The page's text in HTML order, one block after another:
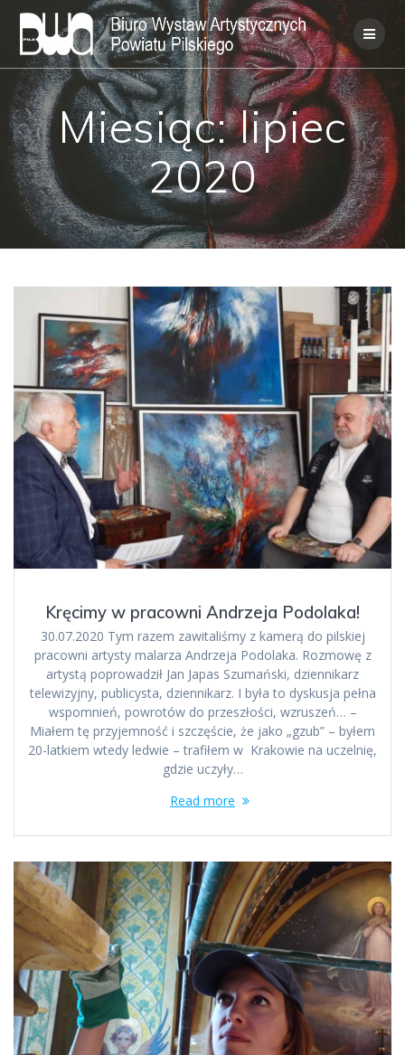
Skip
to
content
Miesiąc:lipiec
2020
Kręcimy w pracowni Andrzeja Podolaka!
30.07.2020 Tym razem zawitaliśmy z kamerą do pilskiej
pracowni artysty malarza Andrzeja Podolaka. Rozmowę z
artystą poprowadził Jan Japas Szumański, dziennikarz
telewizyjny, publicysta, dziennikarz. I była to dyskusja pełna
wspomnień, powrotów do przeszłości, wzruszeń… –
Miałem tę przyjemność i szczęście, że jako „gzub” – byłem
20-latkiem wtedy ledwie – trafiłem w Krakowie na uczelnię,
gdzie uczyły…
Read more